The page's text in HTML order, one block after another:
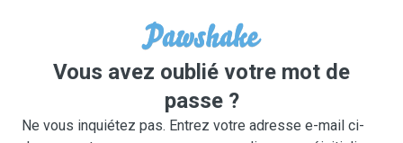
Vous avez oublié votre mot de
passe ?
Ne vous inquiétez pas. Entrez votre adresse e-mail ci-